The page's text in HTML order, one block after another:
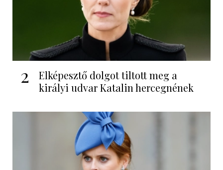
2
Elképesztő dolgot tiltott meg a
királyi udvar Katalin hercegnének